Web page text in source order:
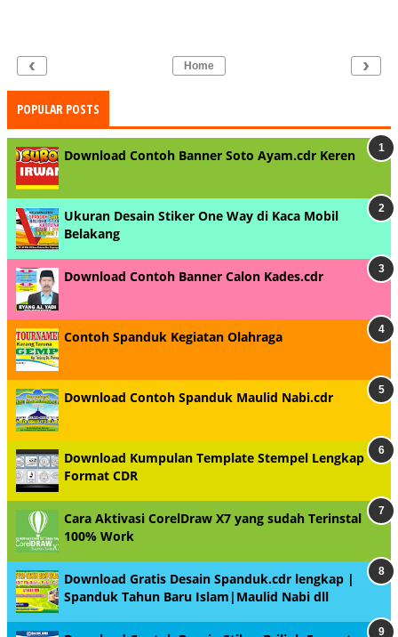
‹ ›
Home
POPULAR POSTS
Download Contoh Banner Soto Ayam.cdr Keren
Ukuran Desain Stiker One Way di Kaca Mobil
Belakang
Download Contoh Banner Calon Kades.cdr
Contoh Spanduk Kegiatan Olahraga
Download Contoh Spanduk Maulid Nabi.cdr
Download Kumpulan Template Stempel Lengkap
Format CDR
Cara Aktivasi CorelDraw X7 yang sudah Terinstal
100% Work
Download Gratis Desain Spanduk.cdr lengkap |
Spanduk Tahun Baru Islam|Maulid Nabi dll